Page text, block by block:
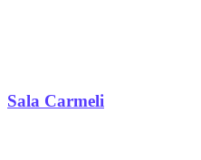
Sala Carmeli